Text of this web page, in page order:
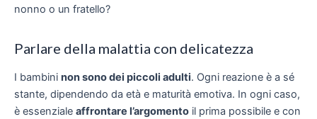
nonno o un fratello?
Parlare della malattia con delicatezza
I bambini non sono dei piccoli adulti. Ogni reazione è a sé
stante, dipendendo da età e maturità emotiva. In ogni caso,
è essenziale affrontare l’argomento il prima possibile e con